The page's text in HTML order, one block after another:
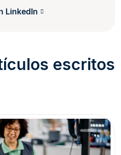
LinkedIn
escritos